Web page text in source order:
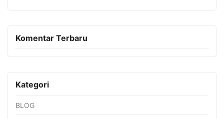
Komentar Terbaru
Kategori
BLOG